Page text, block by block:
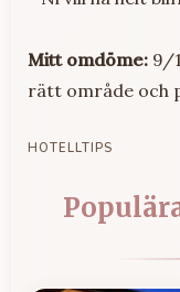
Mitt omdöme: 9/
rätt område och
HOTELLTIPS